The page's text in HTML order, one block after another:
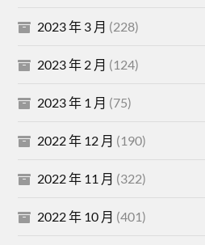
2023 年 3 月 (228)
2023 年 2 月 (124)
2023 年 1 月 (75)
2022 年 12 月 (190)
2022 年 11 月 (322)
2022 年 10 月 (401)